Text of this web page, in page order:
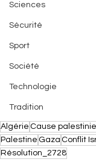
Sciences
Sécurité
Sport
Société
Technologie
Tradition
Algérie Cause
Palestine Gaza Conflit
Résolution_2728